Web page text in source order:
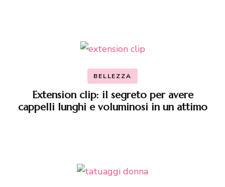
BELLEZZA
Extension clip: il segreto per avere
cappelli lunghi e voluminosi in un attimo